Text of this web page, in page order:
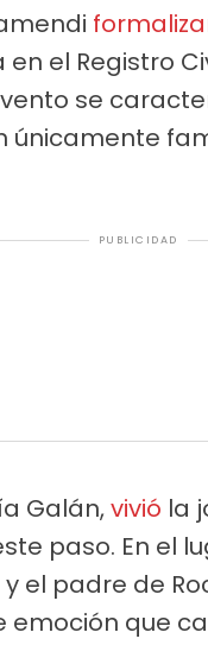
el Registro
se
únicamente
PUBLICIDAD
Galán,vivió la
paso. En el
el padre de
que